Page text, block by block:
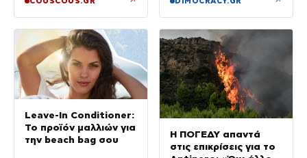
Leave-In Conditioner:
Το προϊόν μαλλιών για
την beach bag σου
Η ΠΟΓΕΔΥ απαντά
στις επικρίσεις για το